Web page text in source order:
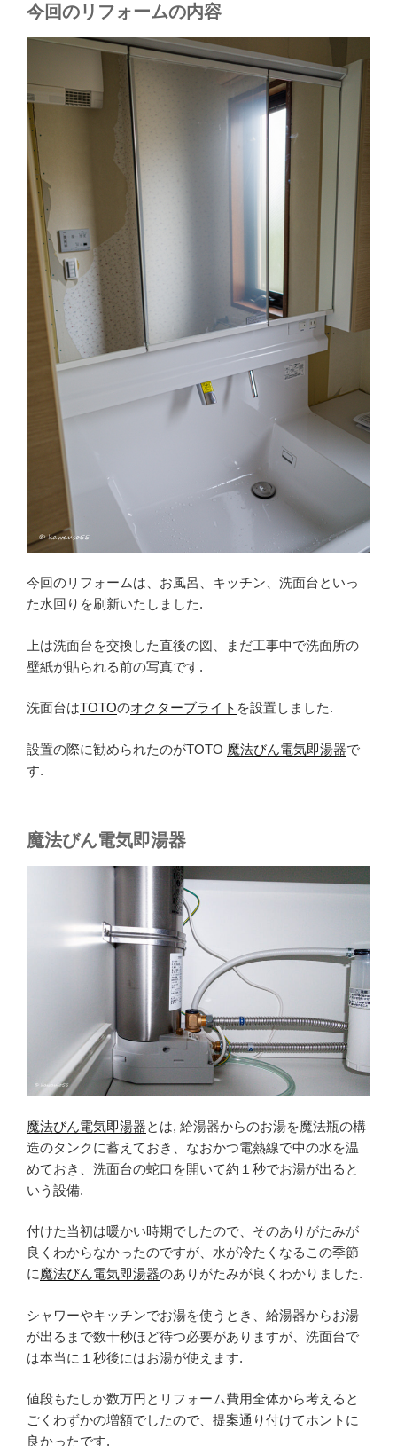
今回のリフォームの内容
今回のリフォームは、お風呂、キッチン、洗面台といっ
た水回りを刷新いたしました.
上は洗面台を交換した直後の図、まだ工事中で洗面所の
壁紙が貼られる前の写真です.
洗面台はTOTOのオクターブライト を設置しました.
設置の際に勧められたのがTOTO 魔法びん電気即湯器で
す.
魔法びん電気即湯器
魔法びん電気即湯器とは, 給湯器からのお湯を魔法瓶の構
造のタンクに蓄えておき、なおかつ電熱線で中の水を温
めておき、洗面台の蛇口を開いて約１秒でお湯が出ると
いう設備.
付けた当初は暖かい時期でしたので、そのありがたみが
良くわからなかったのですが、水が冷たくなるこの季節
に魔法びん電気即湯器のありがたみが良くわかりました.
シャワーやキッチンでお湯を使うとき、給湯器からお湯
が出るまで数十秒ほど待つ必要がありますが、洗面台で
は本当に１秒後にはお湯が使えます.
値段もたしか数万円とリフォーム費用全体から考えると
ごくわずかの増額でしたので、提案通り付けてホントに
良かったです.